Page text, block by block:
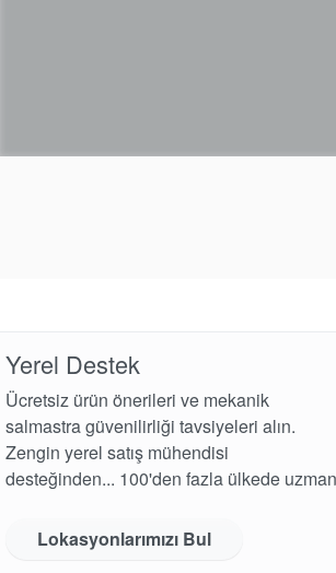
Yerel Destek
Ücretsiz ürün önerileri ve mekanik
salmastra güvenilirliği tavsiyeleri alın.
Zengin yerel satış mühendisi
desteğinden... 100'den fazla ülkede
Lokasyonlarımızı Bul